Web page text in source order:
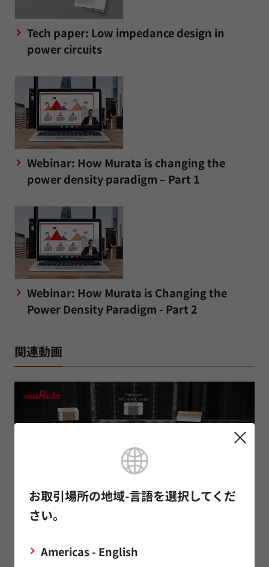
お取引場所の地域-言語を選択してくだ
さい。
Americas - English
Tech paper: Low impedance design in
power circuits
Webinar: How Murata is changing the
power density paradigm – Part 1
Webinar: How Murata is Changing the
Power Density Paradigm - Part 2
関連動画
Play
関連技術記事